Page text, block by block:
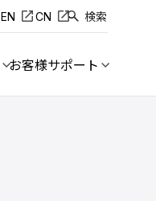
EN CN 検索
お客様サポート